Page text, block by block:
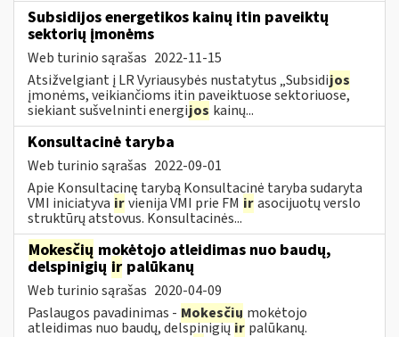
Subsidijos energetikos kainų itin paveiktų
sektorių įmonėms
Web turinio sąrašas 2022-11-15
Atsižvelgiant į LR Vyriausybės nustatytus „Subsidijos
įmonėms, veikiančioms itin paveiktuose sektoriuose,
siekiant sušvelninti energijos kainų...
Konsultacinė taryba
Web turinio sąrašas 2022-09-01
Apie Konsultacinę tarybą Konsultacinė taryba sudaryta
VMI iniciatyva irvienija VMI prie FM irasocijuotų verslo
struktūrų atstovus. Konsultacinės...
Mokesčių mokėtojo atleidimas nuo baudų,
delspinigių ir palūkanų
Web turinio sąrašas 2020-04-09
Paslaugos pavadinimas - Mokesčių mokėtojo
atleidimas nuo baudų, delspinigiųir palūkanų.